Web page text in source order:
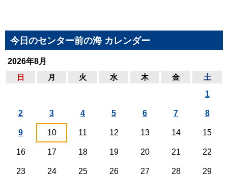
今日のセンター前の海 カレンダー
2026年8月
日
月 火 水 木 金 土
1
2 3 4 5 6 7 8
9 10 11 12 13 14 15
16 17 18 19 20 21 22
23 24 25 26 27 28 29